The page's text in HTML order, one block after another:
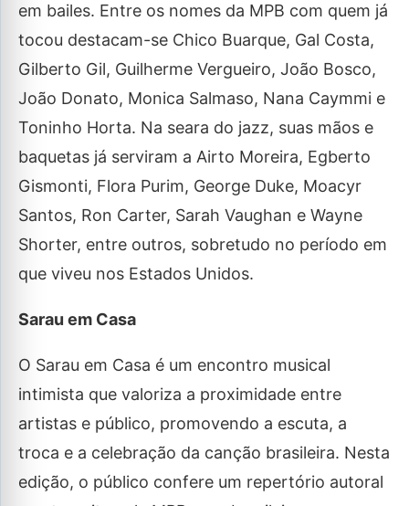
em bailes. Entre os nomes da MPB com quem já
tocou destacam-se Chico Buarque, Gal Costa,
Gilberto Gil, Guilherme Vergueiro, João Bosco,
João Donato, Monica Salmaso, Nana Caymmi e
Toninho Horta. Na seara do jazz, suas mãos e
baquetas já serviram a Airto Moreira, Egberto
Gismonti, Flora Purim, George Duke, Moacyr
Santos, Ron Carter, Sarah Vaughan e Wayne
Shorter, entre outros, sobretudo no período em
que viveu nos Estados Unidos.
Sarau em Casa
O Sarau em Casa é um encontro musical
intimista que valoriza a proximidade entre
artistas e público, promovendo a escuta, a
troca e a celebração da canção brasileira. Nesta
edição, o público confere um repertório autoral